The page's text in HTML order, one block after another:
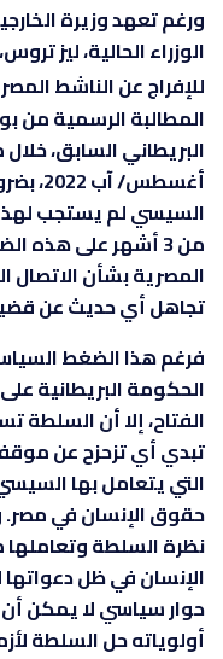
ورغم تعهد وزيرة
للإفراج عن الناشط
المطالبة الرسمية من
البريطاني السابق،
السيسي لم يستجب
من 3 أشهر على هذه
المصرية بشأن
تجاهل أي حديث عن
فرغم هذا الضغط
الحكومة البريطانية
الفتاح، إلا أن السلطة
تبدي أي تزحزح عن
التي يتعامل بها
حقوق الإنسان في
نظرة السلطة
الإنسان في ظل دعواتها
حوار سياسي لا يمكن أن
أولوياته حل السلطة